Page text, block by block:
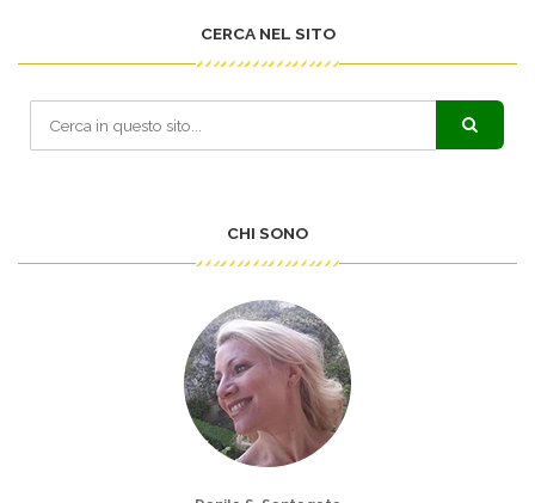
CERCA NEL SITO
CHI SONO